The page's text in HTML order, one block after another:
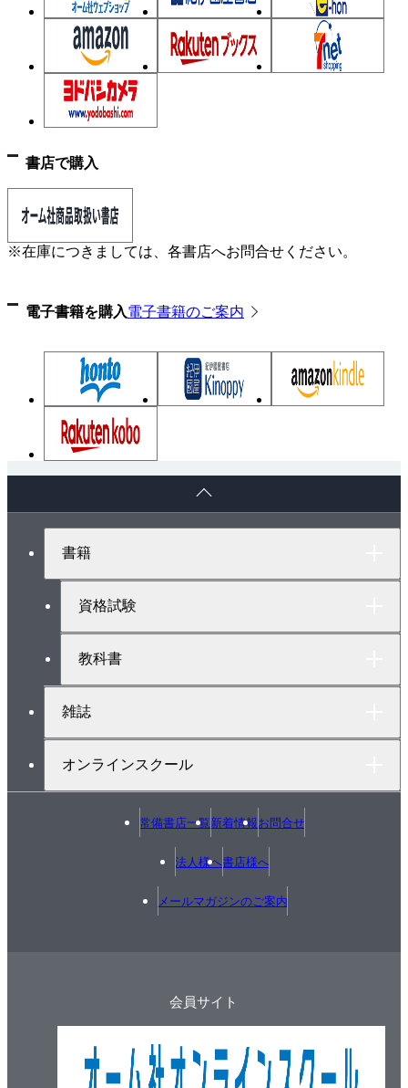
書店で購入
※在庫につきましては、各書店へお問合せください。
電子書籍を購入電子書籍のご案内
書籍
資格試験
教科書
雑誌
オンラインスクール
常備書店一覧新着情報お問合せ
法人様へ書店様へ
メールマガジンのご案内
会員サイト